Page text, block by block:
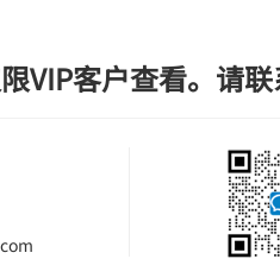
VIP客户查看。请联